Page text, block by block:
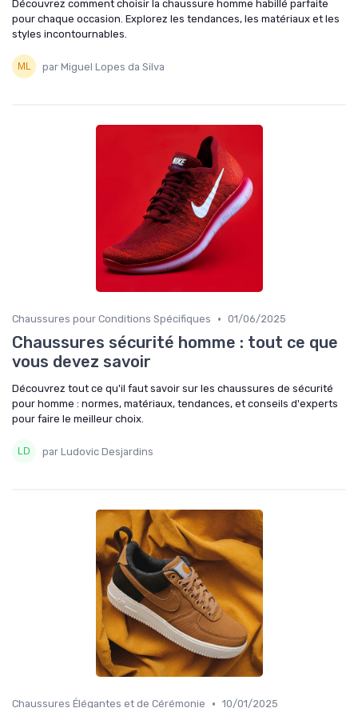
Découvrez comment choisir la chaussure homme habillé parfaite
pour chaque occasion. Explorez les tendances, les matériaux et les
styles incontournables.
par Miguel Lopes da Silva
Chaussures pour Conditions Spécifiques • 01/06/2025
Chaussures sécurité homme : tout ce que
vous devez savoir
Découvrez tout ce qu'il faut savoir sur les chaussures de sécurité
pour homme : normes, matériaux, tendances, et conseils d'experts
pour faire le meilleur choix.
par Ludovic Desjardins
Chaussures Élégantes et de Cérémonie • 10/01/2025